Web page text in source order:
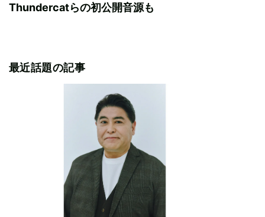
Thundercatらの初公開音源も
最近話題の記事